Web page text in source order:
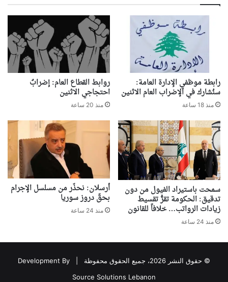
رابطة موظفي الإدارة العامة:
سنُشارك في الإضراب العام الاثنين
منذ 18 ساعة
روابط القطاع العام: إضرابٌ
احتجاجي الاثنين
منذ 20 ساعة
سمحت باستيراد الفيول من دون
تدقيق: الحكومة تقرُّ تقسيط
زيادات الرواتب… خلافاً للقانون
منذ 24 ساعة
أرسلان: نحذّر من مسلسل الإجرام
بحقّ دروز سوريا
منذ 24 ساعة
© حقوق النشر 2026، جميع الحقوق محفوظة |
Development By
Source Solutions Lebanon